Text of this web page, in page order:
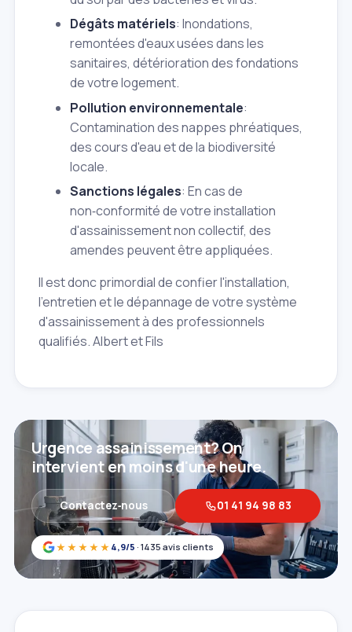
Dégâts matériels: Inondations,
remontées d'eaux usées dans les
sanitaires, détérioration des fondations
de votre logement.
Pollution environnementale:
Contamination des nappes phréatiques,
des cours d'eau et de la biodiversité
locale.
Sanctions légales: En cas de
non‑conformité de votre installation
d'assainissement non collectif, des
amendes peuvent être appliquées.
Il est donc primordial de confier l'installation,
l'entretien et le dépannage de votre système
d'assainissement à des professionnels
qualifiés. Albert et Fils
★★★★★ 4,9/5 · 1435 avis clients
Urgence assainissement? On
intervient en moins d'une heure.
Contactez‑nous 01 41 94 98 83